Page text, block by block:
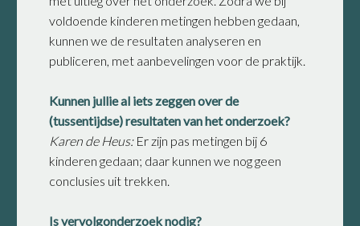
voldoende kinderen metingen hebben gedaan,
kunnen we de resultaten analyseren en
publiceren, met aanbevelingen voor de praktijk.
Kunnen jullie al iets zeggen over de
(tussentijdse) resultaten van het onderzoek?
Karen de Heus:Er zijn pas metingen bij 6
kinderen gedaan; daar kunnen we nog geen
conclusies uit trekken.
Is vervolgonderzoek nodig?